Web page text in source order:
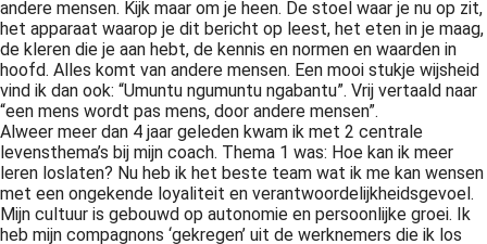
andere mensen. Kijk maar om je heen. De stoel waar je nu op zit,
het apparaat waarop je dit bericht op leest, het eten in je maag,
de kleren die je aan hebt, de kennis en normen en waarden in
hoofd. Alles komt van andere mensen. Een mooi stukje wijsheid
vind ik dan ook: “Umuntu ngumuntu ngabantu”. Vrij vertaald naar
“een mens wordt pas mens, door andere mensen”.
Alweer meer dan 4 jaar geleden kwam ik met 2 centrale
levensthema’s bij mijn coach. Thema 1 was: Hoe kan ik meer
leren loslaten? Nu heb ik het beste team wat ik me kan wensen
met een ongekende loyaliteit en verantwoordelijkheidsgevoel.
Mijn cultuur is gebouwd op autonomie en persoonlijke groei. Ik
heb mijn compagnons ‘gekregen’ uit de werknemers die ik los